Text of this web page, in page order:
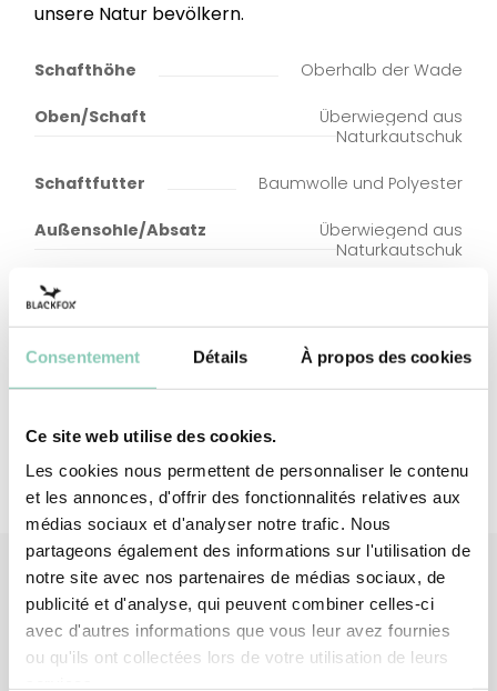
Consentement Détails À propos des cookies
Ce site web utilise des cookies.
Les cookies nous permettent de personnaliser le contenu
et les annonces, d'offrir des fonctionnalités relatives aux
médias sociaux et d'analyser notre trafic. Nous
partageons également des informations sur l'utilisation de
notre site avec nos partenaires de médias sociaux, de
publicité et d'analyse, qui peuvent combiner celles-ci
avec d'autres informations que vous leur avez fournies
ou qu'ils ont collectées lors de votre utilisation de leurs
unsere Natur bevölkern.
Schafthöhe Oberhalb der Wade
Oben/Schaft
Überwiegend aus
Naturkautschuk
Schaftfutter Baumwolle und Polyester
Außensohle/Absatz
Überwiegend aus
Naturkautschuk
Innensohle
Futter Einlegesohle Baumwolle und Polyester
Verknüpfte Produkte